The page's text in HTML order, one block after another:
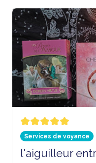
Services de voyance
l'aiguilleur